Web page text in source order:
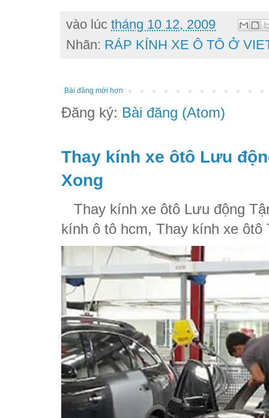
vào lúc tháng 10 12, 2009
Nhãn: RÁP KÍNH XE Ô TÔ Ở
Bài đăng mới hơn
Đăng ký: Bài đăng (Atom)
Thay kính xe ôtô Lưu
Xong
Thay kính xe ôtô Lưu động
kính ô tô hcm, Thay kính xe